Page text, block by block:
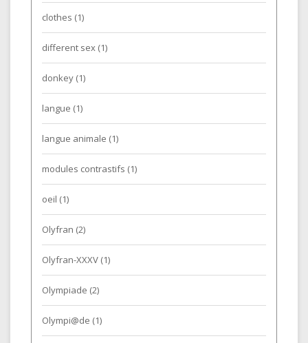
clothes (1)
different sex (1)
donkey (1)
langue (1)
langue animale (1)
modules contrastifs (1)
oeil (1)
Olyfran (2)
Olyfran-XXXV (1)
Olympiade (2)
Olympi@de (1)